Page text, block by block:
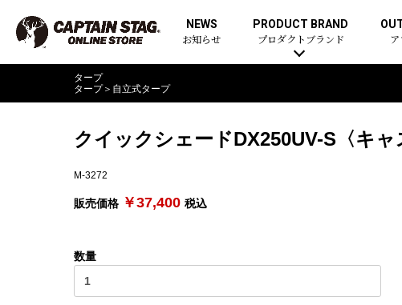
NEWS
お知らせ
PRODUCT BRAND
プロダクトブランド
タープ
タープ＞ 自立式タープ
クイックシェードDX250UV-S〈キャ
M-3272
販売価格 ￥37,400 税込
数量